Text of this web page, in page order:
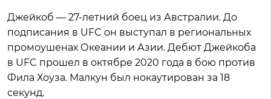
Джейкоб — 27-летний боец из Австралии. До
подписания в UFC он выступал в региональных
промоушенах Океании и Азии. Дебют Джейкоба
в UFC прошел в октябре 2020 года в бою против
Фила Хоуза. Малкун был нокаутирован за 18
секунд.